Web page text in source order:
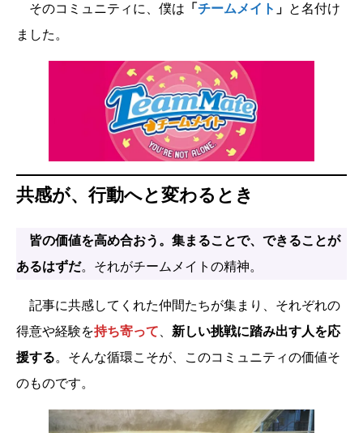
そのコミュニティに、僕は 「 チームメイト 」 と名付け
ました。
共感が、行動へと変わるとき
皆の価値を高め合おう。集まることで、できることが
あるはずだ。それがチームメイトの精神。
記事に共感してくれた仲間たちが集まり、それぞれの
得意や経験を持ち寄って
新しい挑戦に踏み出す人を応
援する。そんな循環こそが、このコミュニティの価値そ
のものです。